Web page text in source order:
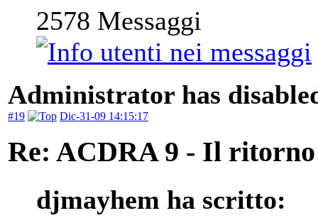
2578 Messaggi
Administrator has
#19 Dic-31-09 14:15:17
Re: ACDRA 9 - Il
djmayhem ha scritto: